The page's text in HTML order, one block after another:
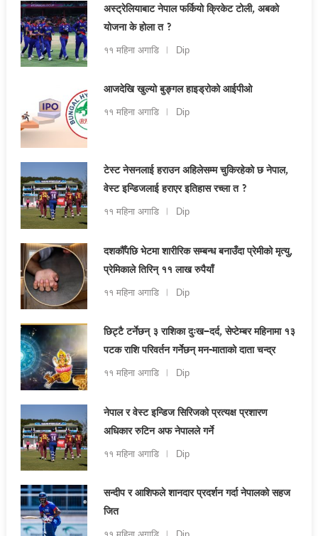
अस्ट्रेलियाबाट नेपाल फर्कियो क्रिकेट टोली, अबको
योजना के होला त ?
११ महिना अगाडि Dip
आजदेखि खुल्यो बुङ्गल हाइड्रोको आईपीओ
११ महिना अगाडि Dip
टेस्ट नेसनलाई हराउन अहिलेसम्म चुकिरहेको छ नेपाल,
वेस्ट इन्डिजलाई हराएर इतिहास रच्ला त ?
११ महिना अगाडि Dip
दशकौँपछि भेटमा शारीरिक सम्बन्ध बनाउँदा प्रेमीको मृत्यु,
प्रेमिकाले तिरिन् ११ लाख रुपैयाँ
११ महिना अगाडि Dip
छिट्टै टर्नेछन् ३ राशिका दुःख–दर्द, सेप्टेम्बर महिनामा १३
पटक राशि परिवर्तन गर्नेछन् मन-माताको दाता चन्द्र
११ महिना अगाडि Dip
नेपाल र वेस्ट इन्डिज सिरिजको प्रत्यक्ष प्रशारण
अधिकार रुटिन अफ नेपालले गर्ने
११ महिना अगाडि Dip
सन्दीप र आशिफले शानदार प्रदर्शन गर्दा नेपालको सहज
जित